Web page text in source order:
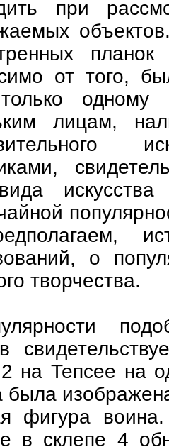
при
от того,
лицам,
о
творчества.
на Тепсее на
была
фигура
в склепе 4